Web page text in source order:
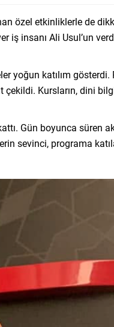
özel etkinliklerle de
iş insanı Ali Usul’un
yoğun katılım
Kursların, dini
Gün boyunca süren
sevinci, programa